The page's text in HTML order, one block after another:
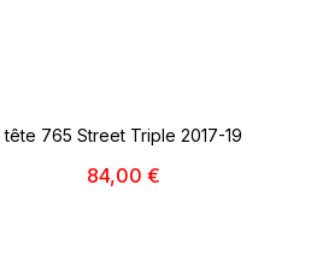
tête 765 Street Triple 2017-19
84,00 €